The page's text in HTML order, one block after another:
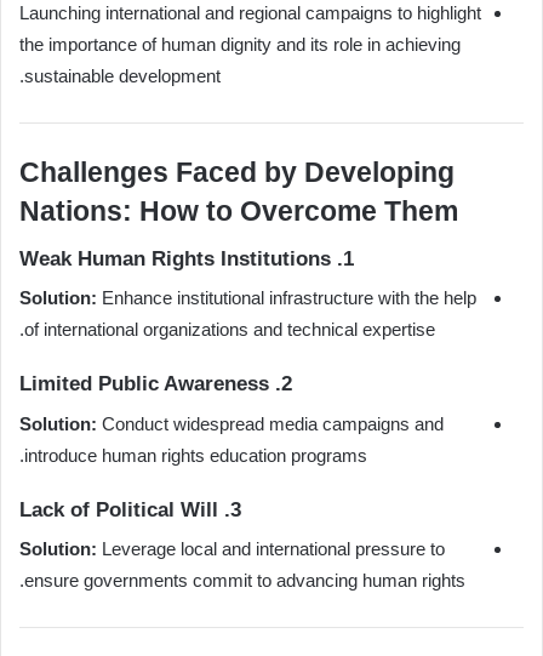
Launching international and regional campaigns to highlight
the importance of human dignity and its role in achieving
sustainable development.
Challenges Faced by Developing
Nations: How to Overcome Them
1. Weak Human Rights Institutions
Solution: Enhance institutional infrastructure with the help
of international organizations and technical expertise.
2. Limited Public Awareness
Solution: Conduct widespread media campaigns and
introduce human rights education programs.
3. Lack of Political Will
Solution: Leverage local and international pressure to
ensure governments commit to advancing human rights.